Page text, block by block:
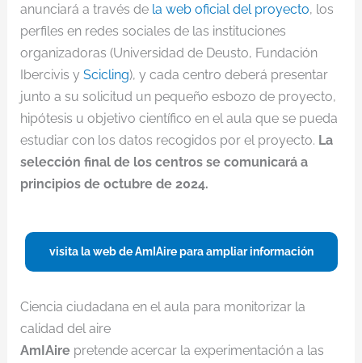
anunciará a través de la web oficial del proyecto, los
perfiles en redes sociales de las instituciones
organizadoras (Universidad de Deusto, Fundación
Ibercivis y Scicling), y cada centro deberá presentar
junto a su solicitud un pequeño esbozo de proyecto,
hipótesis u objetivo científico en el aula que se pueda
estudiar con los datos recogidos por el proyecto. La
selección final de los centros se comunicará a
principios de octubre de 2024.
visita la web de AmIAire para ampliar información
Ciencia ciudadana en el aula para monitorizar la
calidad del aire
AmIAirepretende acercar la experimentación a las